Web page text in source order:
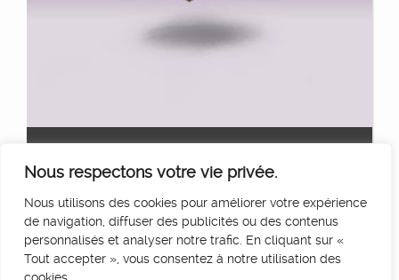
Nous respectons votre vie privée.
Nous utilisons des cookies pour améliorer votre expérience
de navigation, diffuser des publicités ou des contenus
personnalisés et analyser notre trafic. En cliquant sur «
Tout accepter », vous consentez à notre utilisation des
35€ HT/Jour